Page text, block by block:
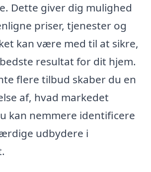
Dette giver dig mulighed
priser, tjenester og
kan være med til at sikre,
resultat for dit hjem.
flere tilbud skaber du en
af, hvad markedet
kan nemmere identificere
udbydere i